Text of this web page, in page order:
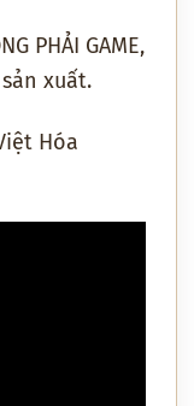
PHẢI GAME,
xuất.
Hóa